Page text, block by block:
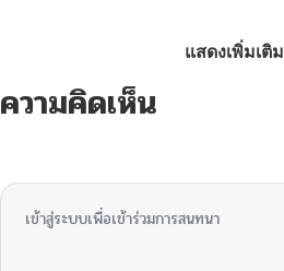
ตอนที่ 22
ตอนที่ 20
แสดงเพิ่มเติม
ความคิดเห็น
เข้าสู่ระบบเพื่อเข้าร่วมการสนทนา